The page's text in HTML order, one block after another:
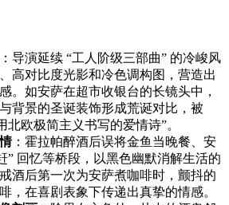
：导演延续 “工人阶级三部曲” 的冷峻风
高对比度光影和冷色调构图，营造出
。如安萨在超市收银台的长镜头中，
背景的圣诞装饰形成荒诞对比，被
北欧极简主义书写的爱情诗”。
：霍拉帕醉酒后误将金鱼当晚餐、安
” 回忆等桥段，以黑色幽默消解生活的
酒后第一次为安萨煮咖啡时，颤抖的
，在喜剧表象下传递出真挚的情感。